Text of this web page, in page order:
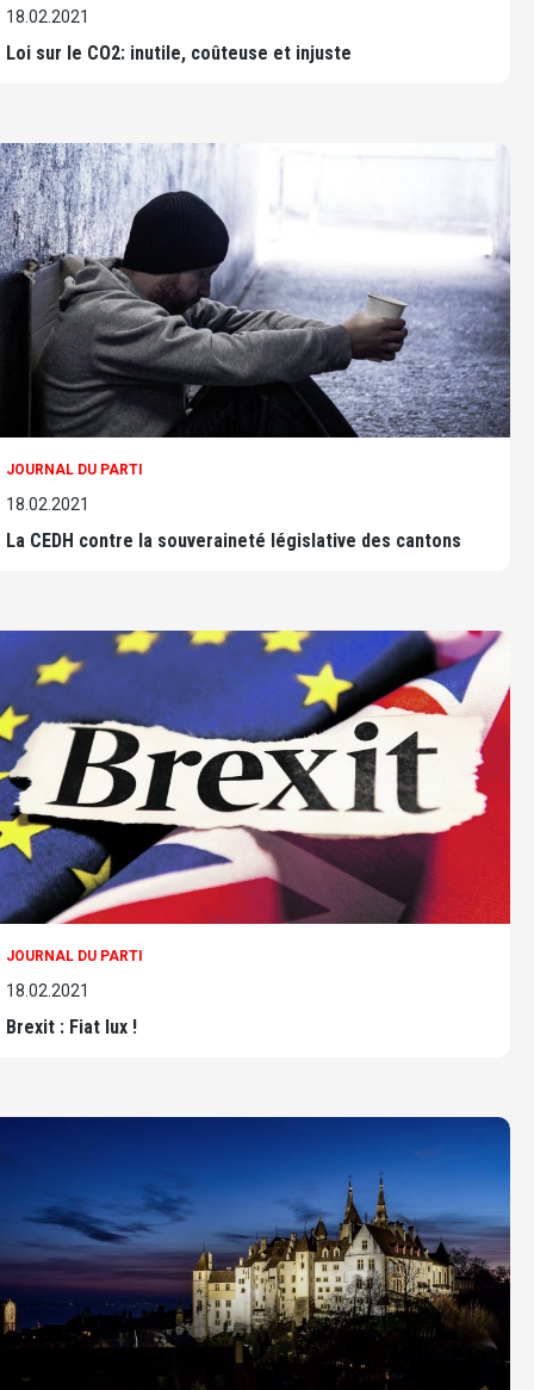
18.02.2021
Loi sur le CO2: inutile, coûteuse et injuste
JOURNAL DU PARTI
18.02.2021
La CEDH contre la souveraineté législative des cantons
JOURNAL DU PARTI
18.02.2021
Brexit : Fiat lux !